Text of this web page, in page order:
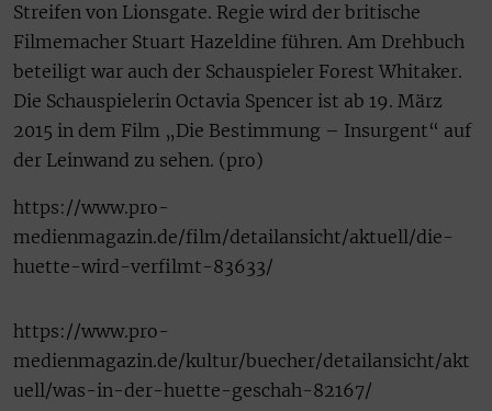
Streifen von Lionsgate. Regie wird der britische
Filmemacher Stuart Hazeldine führen. Am Drehbuch
beteiligt war auch der Schauspieler Forest Whitaker.
Die Schauspielerin Octavia Spencer ist ab 19. März
2015 in dem Film „Die Bestimmung – Insurgent“ auf
der Leinwand zu sehen. (pro)
https://www.pro-
medienmagazin.de/film/detailansicht/aktuell/die-
huette-wird-verfilmt-83633/
https://www.pro-
medienmagazin.de/kultur/buecher/detailansicht/akt
uell/was-in-der-huette-geschah-82167/